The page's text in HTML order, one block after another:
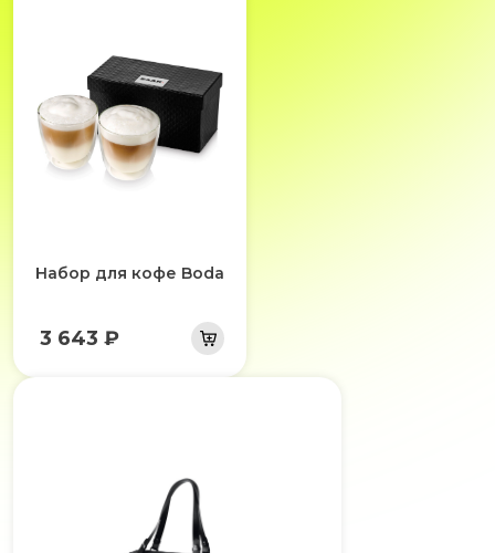
Набор для кофе Boda
3 643 ₽